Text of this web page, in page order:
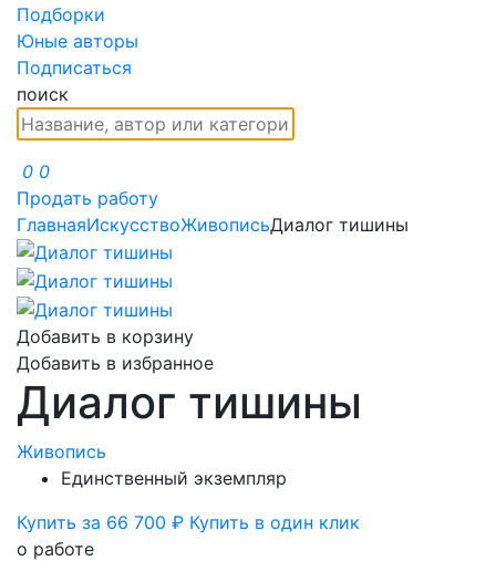
Подборки
Юные авторы
Подписаться
поиск
0 0
Продать работу
ГлавнаяИскусствоЖивописьДиалог тишины
Добавить в корзину
Добавить в избранное
Диалог тишины
Живопись
Единственный экземпляр
Купить за 66 700 ₽ Купить в один клик
о работе